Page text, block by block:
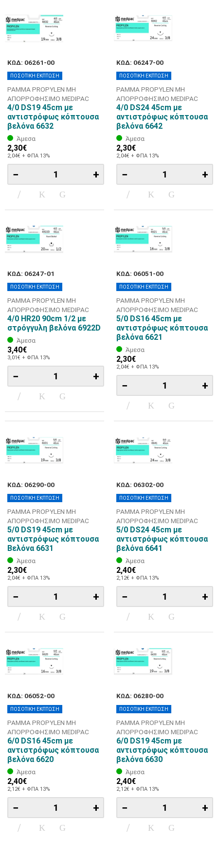
ΚΩΔ: 06261-00
ΠΟΣΟΤΙΚΗ ΕΚΠΤΩΣΗ
ΡΑΜΜΑ PROPYLEN ΜΗ
ΑΠΟΡΡΟΦΗΣΙΜΟ MEDIPAC
4/0 DS19 45cm με
αντιστρόφως κόπτουσα
βελόνα 6632
Άμεσα
2,30€
2,04€ + ΦΠΑ 13%
− +
ΚΩΔ: 06247-00
ΠΟΣΟΤΙΚΗ ΕΚΠΤΩΣΗ
ΡΑΜΜΑ PROPYLEN ΜΗ
ΑΠΟΡΡΟΦΗΣΙΜΟ MEDIPAC
4/0 DS24 45cm με
αντιστρόφως κόπτουσα
βελόνα 6642
Άμεσα
2,30€
2,04€ + ΦΠΑ 13%
− +
ΚΩΔ: 06247-01
ΠΟΣΟΤΙΚΗ ΕΚΠΤΩΣΗ
ΡΑΜΜΑ PROPYLEN ΜΗ
ΑΠΟΡΡΟΦΗΣΙΜΟ MEDIPAC
4/0 HR20 90cm 1/2 με
στρόγγυλη βελόνα 6922D
Άμεσα
3,40€
3,01€ + ΦΠΑ 13%
− +
ΚΩΔ: 06051-00
ΠΟΣΟΤΙΚΗ ΕΚΠΤΩΣΗ
ΡΑΜΜΑ PROPYLEN ΜΗ
ΑΠΟΡΡΟΦΗΣΙΜΟ MEDIPAC
5/0 DS16 45cm με
αντιστρόφως κόπτουσα
βελόνα 6621
Άμεσα
2,30€
2,04€ + ΦΠΑ 13%
− +
ΚΩΔ: 06290-00
ΠΟΣΟΤΙΚΗ ΕΚΠΤΩΣΗ
ΡΑΜΜΑ PROPYLEN ΜΗ
ΑΠΟΡΡΟΦΗΣΙΜΟ MEDIPAC
5/0 DS19 45cm με
αντιστρόφως κόπτουσα
Βελόνα 6631
Άμεσα
2,30€
2,04€ + ΦΠΑ 13%
− +
ΚΩΔ: 06302-00
ΠΟΣΟΤΙΚΗ ΕΚΠΤΩΣΗ
ΡΑΜΜΑ PROPYLEN ΜΗ
ΑΠΟΡΡΟΦΗΣΙΜΟ MEDIPAC
5/0 DS24 45cm με
αντιστρόφως κόπτουσα
βελόνα 6641
Άμεσα
2,40€
2,12€ + ΦΠΑ 13%
− +
ΚΩΔ: 06052-00
ΠΟΣΟΤΙΚΗ ΕΚΠΤΩΣΗ
ΡΑΜΜΑ PROPYLEN ΜΗ
ΑΠΟΡΡΟΦΗΣΙΜΟ MEDIPAC
6/0 DS16 45cm με
αντιστρόφως κόπτουσα
βελόνα 6620
Άμεσα
2,40€
2,12€ + ΦΠΑ 13%
− +
ΚΩΔ: 06280-00
ΠΟΣΟΤΙΚΗ ΕΚΠΤΩΣΗ
ΡΑΜΜΑ PROPYLEN ΜΗ
ΑΠΟΡΡΟΦΗΣΙΜΟ MEDIPAC
6/0 DS19 45cm με
αντιστρόφως κόπτουσα
βελόνα 6630
Άμεσα
2,40€
2,12€ + ΦΠΑ 13%
− +